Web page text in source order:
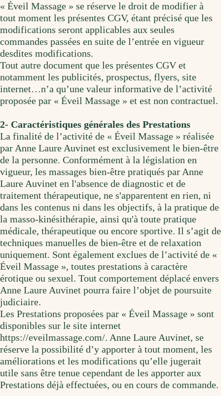
« Éveil Massage » se réserve le droit de modifier à
tout moment les présentes CGV, étant précisé que les
modifications seront applicables aux seules
commandes passées en suite de l’entrée en vigueur
desdites modifications.
Tout autre document que les présentes CGV et
notamment les publicités, prospectus, flyers, site
internet…n’a qu’une valeur informative de l’activité
proposée par « Éveil Massage » et est non contractuel.
2- Caractéristiques générales des Prestations
La finalité de l’activité de « Éveil Massage » réalisée
par Anne Laure Auvinet est exclusivement le bien-être
de la personne. Conformément à la législation en
vigueur, les massages bien-être pratiqués par Anne
Laure Auvinet en l'absence de diagnostic et de
traitement thérapeutique, ne s'apparentent en rien, ni
dans les contenus ni dans les objectifs, à la pratique de
la masso-kinésithérapie, ainsi qu'à toute pratique
médicale, thérapeutique ou encore sportive. Il s’agit de
techniques manuelles de bien-être et de relaxation
uniquement. Sont également exclues de l’activité de «
Éveil Massage », toutes prestations à caractère
érotique ou sexuel. Tout comportement déplacé envers
Anne Laure Auvinet pourra faire l’objet de poursuite
judiciaire.
Les Prestations proposées par « Éveil Massage » sont
disponibles sur le site internet
https://eveilmassage.com/. Anne Laure Auvinet, se
réserve la possibilité d’y apporter à tout moment, les
améliorations et les modifications qu’elle jugerait
utile sans être tenue cependant de les apporter aux
Prestations déjà effectuées, ou en cours de commande.